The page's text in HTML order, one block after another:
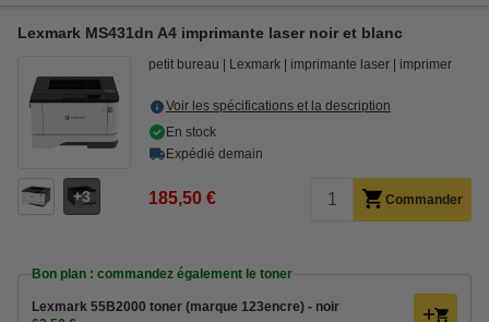
Lexmark MS431dn A4 imprimante laser noir et blanc
3
petit bureau Lexmark imprimante laser imprimer
Voir les spécifications et la description
En stock
Expédié demain
185,50 € Commander
Bon plan : commandez également le toner
Lexmark 55B2000 toner (marque 123encre) - noir